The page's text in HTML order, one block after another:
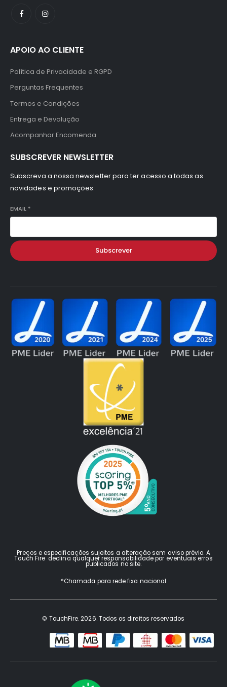
APOIO AO CLIENTE
Política de Privacidade e RGPD
Perguntas Frequentes
Termos e Condições
Entrega e Devolução
Acompanhar Encomenda
SUBSCREVER NEWSLETTER
Subscreva a nossa newsletter para ter acesso a todas as
novidades e promoções.
EMAIL *
Subscrever
Preços e especificações sujeitos a alteração sem aviso prévio. A
Touch Fire declina qualquer responsabilidade por eventuais erros
publicados no site.
*Chamada para rede fixa nacional
© TouchFire. 2026. Todos os direitos reservados